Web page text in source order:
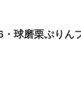
球磨栗ぷりん